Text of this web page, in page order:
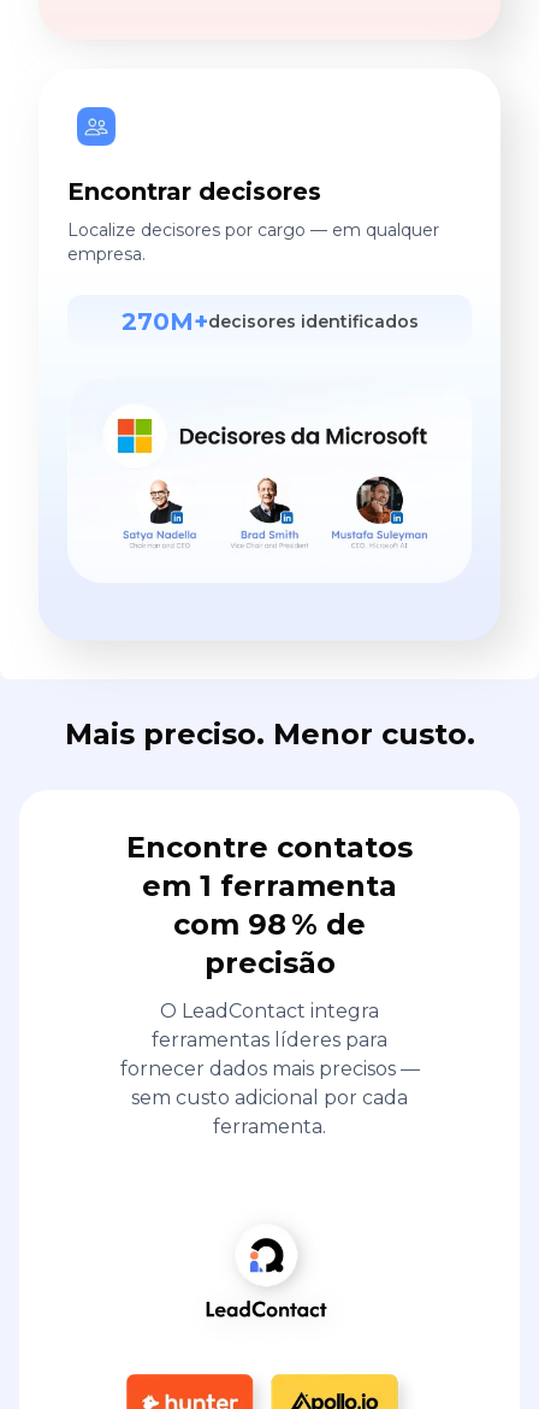
Encontrar decisores
Localize decisores por cargo — em qualquer
empresa.
270M+decisores identificados
Mais preciso. Menor custo.
Encontre contatos
em 1 ferramenta
com 98 % de
precisão
O LeadContact integra
ferramentas líderes para
fornecer dados mais precisos —
sem custo adicional por cada
ferramenta.